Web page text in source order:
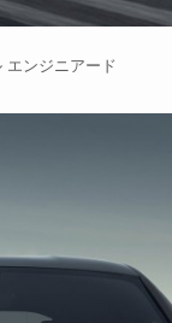
エンジニアード